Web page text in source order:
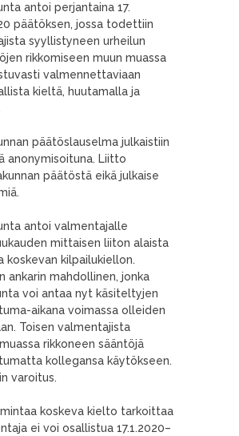
antoi perjantaina 17.
päätöksen, jossa todettiin
syyllistyneen urheilun
rikkomiseen muun muassa
valmennettaviaan
kieltä, huutamalla ja
päätöslauselma julkaistiin
anonymisoituna. Liitto
päätöstä eikä julkaise
antoi valmentajalle
mittaisen liiton alaista
koskevan kilpailukiellon.
ankarin mahdollinen, jonka
voi antaa nyt käsiteltyjen
aikana voimassa olleiden
Toisen valmentajista
rikkoneen sääntöjä
kollegansa käytökseen.
varoitus.
koskeva kielto tarkoittaa
ei voi osallistua 17.1.2020–